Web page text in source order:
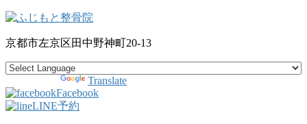
コ
テ
ン
ツ
へ
ス
ナ
ゲ
ー
シ
ョ
ン
京都市左京区田中野神町20-13
Translate
Facebook
LINE予約